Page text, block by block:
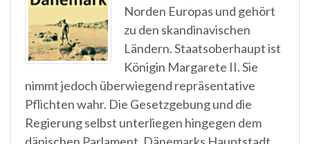
Norden Europas und gehört
zu den skandinavischen
Ländern. Staatsoberhaupt ist
Königin Margarete II. Sie
nimmt jedoch überwiegend repräsentative
Pflichten wahr. Die Gesetzgebung und die
Regierung selbst unterliegen hingegen dem